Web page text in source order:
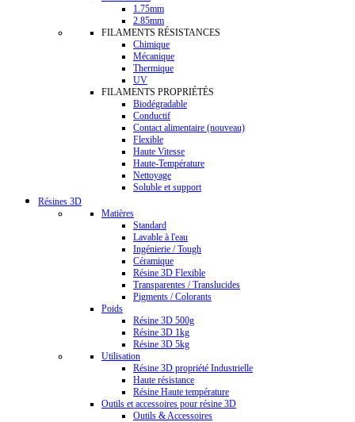
1.75mm
2.85mm
FILAMENTS RÉSISTANCES
Chimique
Mécanique
Thermique
UV
FILAMENTS PROPRIÉTÉS
Biodégradable
Conductif
Contact alimentaire (nouveau)
Flexible
Haute Vitesse
Haute-Température
Nettoyage
Soluble et support
Résines 3D
Matières
Standard
Lavable à l'eau
Ingénierie / Tough
Céramique
Résine 3D Flexible
Transparentes / Translucides
Pigments / Colorants
Poids
Résine 3D 500g
Résine 3D 1kg
Résine 3D 5kg
Utilisation
Résine 3D propriété Industrielle
Haute résistance
Résine Haute température
Outils et accessoires pour résine 3D
Outils & Accessoires